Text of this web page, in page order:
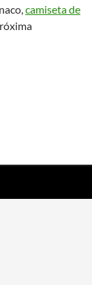
camiseta de